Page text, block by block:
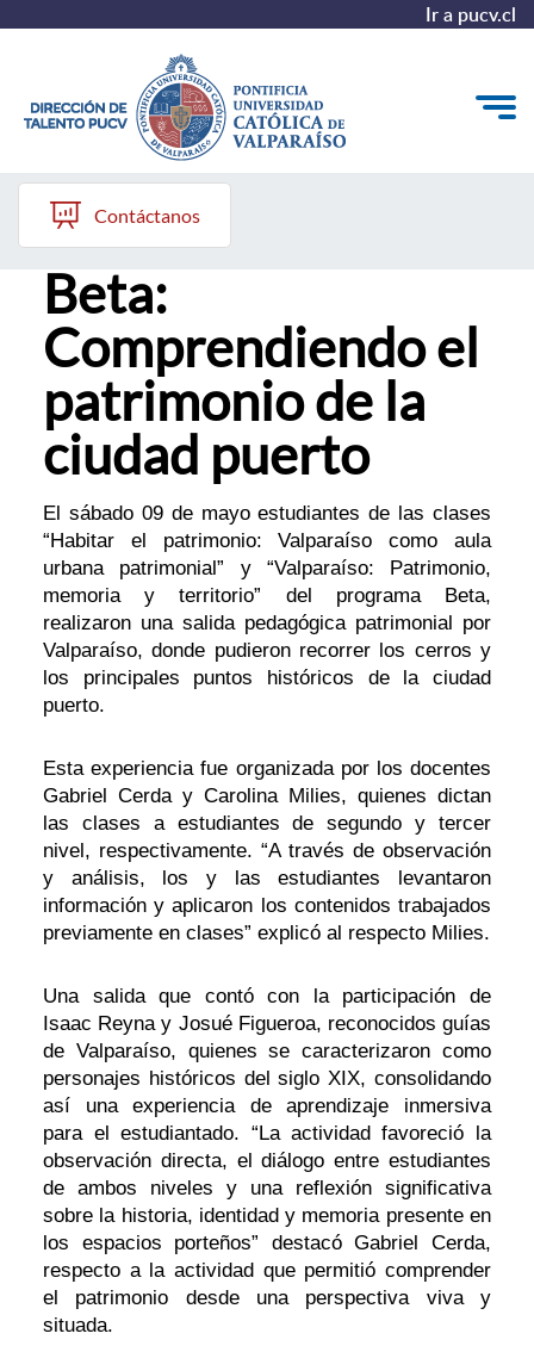
Ir a pucv.cl
Quiénes somos
Nuestros Programas
Investigación
Recursos
Contáctanos
Salida Pedagógica
Beta:
Comprendiendo el
patrimonio de la
ciudad puerto
El sábado 09 de mayo estudiantes de las clases
“Habitar el patrimonio: Valparaíso como aula
urbana patrimonial” y “Valparaíso: Patrimonio,
memoria y territorio” del programa Beta,
realizaron una salida pedagógica patrimonial por
Valparaíso, donde pudieron recorrer los cerros y
los principales puntos históricos de la ciudad
puerto.
Esta experiencia fue organizada por los docentes
Gabriel Cerda y Carolina Milies, quienes dictan
las clases a estudiantes de segundo y tercer
nivel, respectivamente. “A través de observación
y análisis, los y las estudiantes levantaron
información y aplicaron los contenidos trabajados
previamente en clases” explicó al respecto Milies.
Una salida que contó con la participación de
Isaac Reyna y Josué Figueroa, reconocidos guías
de Valparaíso, quienes se caracterizaron como
personajes históricos del siglo XIX, consolidando
así una experiencia de aprendizaje inmersiva
para el estudiantado. “La actividad favoreció la
observación directa, el diálogo entre estudiantes
de ambos niveles y una reflexión significativa
sobre la historia, identidad y memoria presente en
los espacios porteños” destacó Gabriel Cerda,
respecto a la actividad que permitió comprender
el patrimonio desde una perspectiva viva y
situada.